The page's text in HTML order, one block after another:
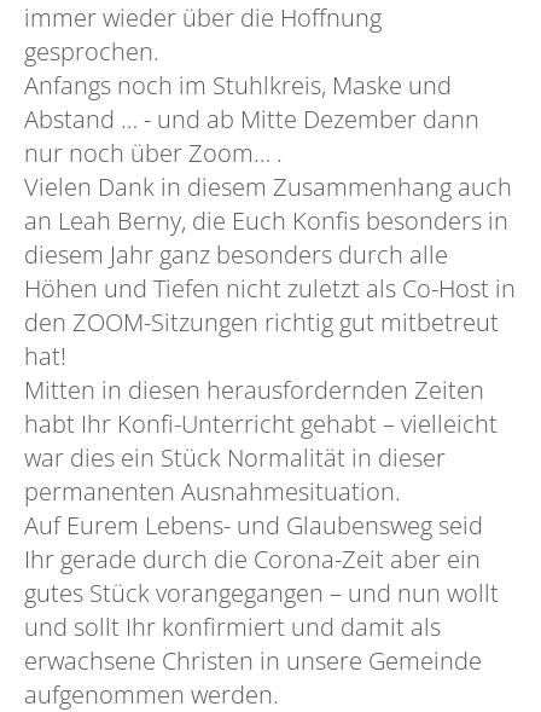
immer wieder über die Hoffnung
gesprochen.
Anfangs noch im Stuhlkreis, Maske und
Abstand … - und ab Mitte Dezember dann
nur noch über Zoom… .
Vielen Dank in diesem Zusammenhang auch
an Leah Berny, die Euch Konfis besonders in
diesem Jahr ganz besonders durch alle
Höhen und Tiefen nicht zuletzt als Co-Host in
den ZOOM-Sitzungen richtig gut mitbetreut
hat!
Mitten in diesen herausfordernden Zeiten
habt Ihr Konfi-Unterricht gehabt – vielleicht
war dies ein Stück Normalität in dieser
permanenten Ausnahmesituation.
Auf Eurem Lebens- und Glaubensweg seid
Ihr gerade durch die Corona-Zeit aber ein
gutes Stück vorangegangen – und nun wollt
und sollt Ihr konfirmiert und damit als
erwachsene Christen in unsere Gemeinde
aufgenommen werden.